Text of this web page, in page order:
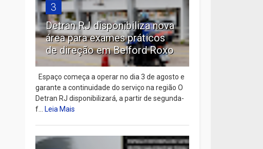
3
Detran RJ disponibiliza nova
área para exames práticos
de direção em Belford Roxo
Espaço começa a operar no dia 3 de agosto e
garante a continuidade do serviço na região O
Detran RJ disponibilizará, a partir de segunda-
f...Leia Mais